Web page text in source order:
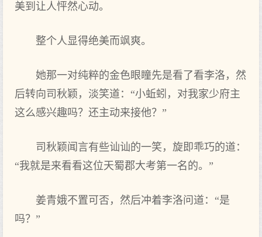
美到让人怦然心动。
整个人显得绝美而飒爽。
她那一对纯粹的金色眼瞳先是看了看李洛，然
后转向司秋颖，淡笑道：“小蚯蚓，对我家少府主
这么感兴趣吗？还主动来接他？”
司秋颖闻言有些讪讪的一笑，旋即乖巧的道：
“我就是来看看这位天蜀郡大考第一名的。”
姜青娥不置可否，然后冲着李洛问道：“是
吗？”